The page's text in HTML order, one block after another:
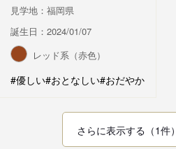
見学地：福岡県
誕生日：2024/01/07
レッド系（赤色）
#優しい#おとなしい#おだやか
さらに表示する（1件）